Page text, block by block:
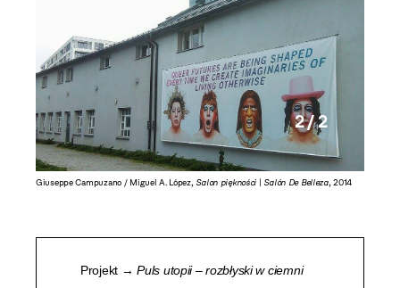
Giuseppe Campuzano / Miguel A. López, Salon piękności | Salón De Belleza, 2014
2 / 2
Projekt →Puls utopii – rozbłyski w ciemni